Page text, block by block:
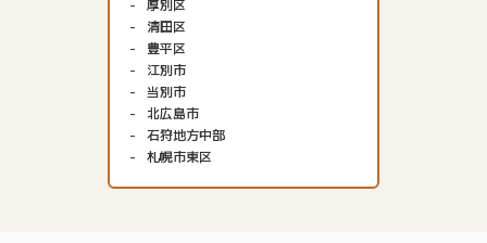
厚別区
清田区
豊平区
江別市
当別市
北広島市
石狩地方中部
札幌市東区